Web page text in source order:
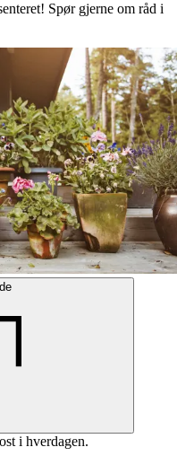
Spør gjerne om råd i
i hverdagen.